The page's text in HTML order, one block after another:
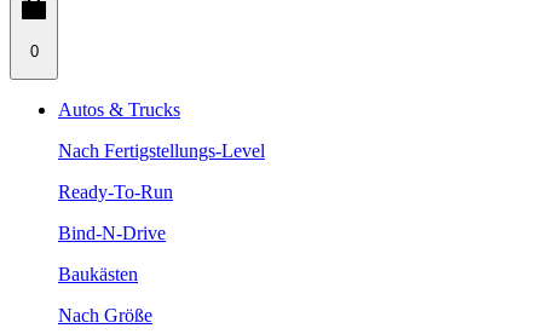
0
Autos & Trucks
Nach Fertigstellungs-Level
Ready-To-Run
Bind-N-Drive
Baukästen
Nach Größe